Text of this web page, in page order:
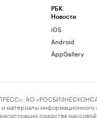
РБК
Новости
iOS
Android
AppGallery
АО
материалы информационного
средства